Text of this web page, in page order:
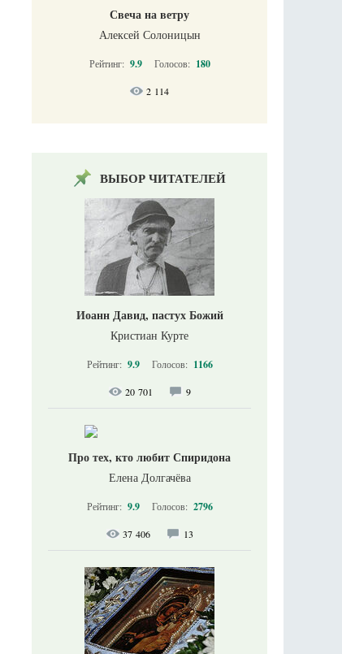
Свеча на ветру
Алексей Солоницын
Рейтинг: 9.9 Голосов: 180
2 114
ВЫБОР ЧИТАТЕЛЕЙ
Иоанн Давид, пастух Божий
Кристиан Курте
Рейтинг: 9.9 Голосов: 1166
20 701 9
Про тех, кто любит Спиридона
Елена Долгачёва
Рейтинг: 9.9 Голосов: 2796
37 406 13